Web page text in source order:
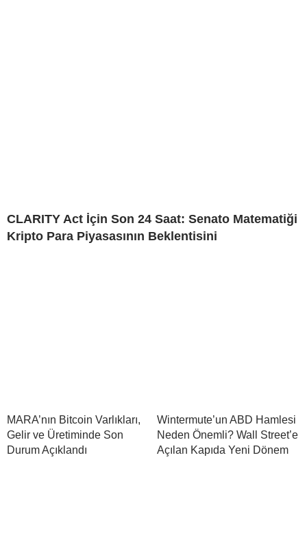
CLARITY Act İçin Son 24 Saat: Senato Matematiği
Kripto Para Piyasasının Beklentisini
MARA’nın Bitcoin Varlıkları,
Gelir ve Üretiminde Son
Durum Açıklandı
Wintermute’un ABD Hamlesi
Neden Önemli? Wall Street’e
Açılan Kapıda Yeni Dönem